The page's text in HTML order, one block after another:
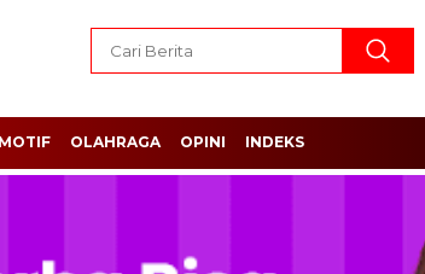
OLAHRAGA OPINI INDEKS